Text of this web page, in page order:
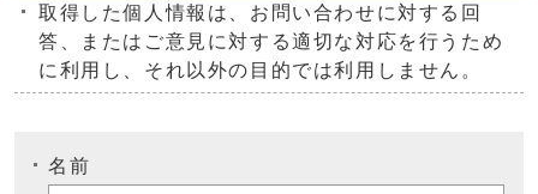
取得した個人情報は、お問い合わせに対する回
答、またはご意見に対する適切な対応を行うため
に利用し、それ以外の目的では利用しません。
名前